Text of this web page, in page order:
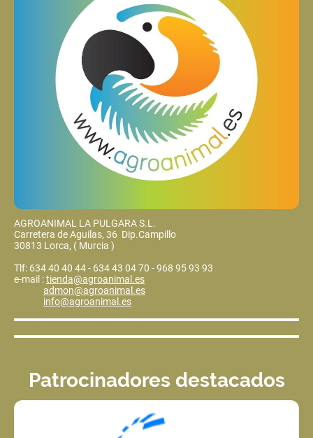
AGROANIMAL LA PULGARA S.L.
Carretera de Aguilas, 36 Dip.Campillo
30813 Lorca, ( Murcia )
Tlf: 634 40 40 44 - 634 43 04 70 - 968 95 93 93
e-mail :tienda@agroanimal.es
admon@agroanimal.es
info@agroanimal.es
Patrocinadores destacados